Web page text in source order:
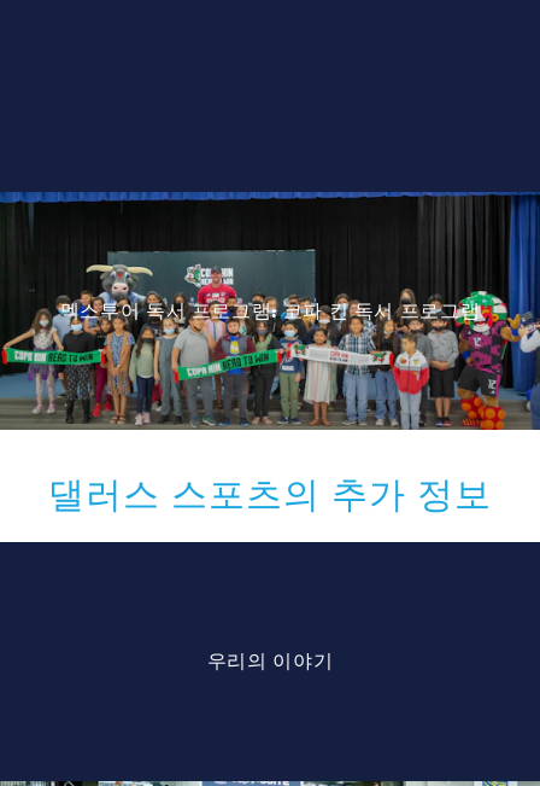
멕스투어 독서 프로그램: 코파 킨 독서 프로그램
댈러스 스포츠의 추가 정보
우리의 이야기